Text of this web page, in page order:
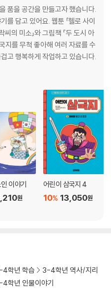
품을 공간을 만들고자 했습니다.
를 담고 있어요. 웹툰 「헬로 사이
씨의 미소」와 그림책 『두 도시 아
지를 무척 좋아해 여러 자료를 수
고 행복하게 작업하고 있습니다.
이야기
원
어린이 삼국지 4
13,050원
10%
학년 학습
3-4학년 역사/지리
학년 인물이야기